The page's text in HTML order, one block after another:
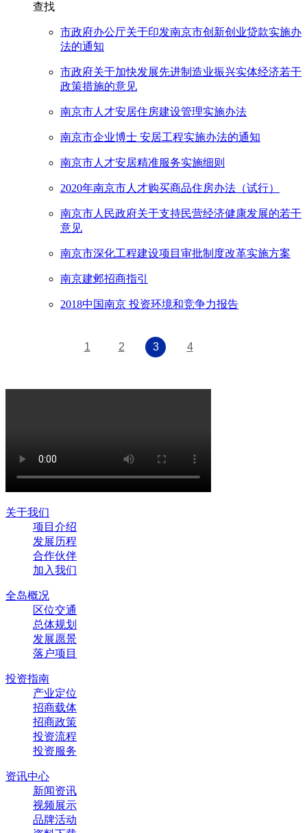
查找
市政府办公厅关于印发南京市创新创业贷款实施办
法的通知
市政府关于加快发展先进制造业振兴实体经济若干
政策措施的意见
南京市人才安居住房建设管理实施办法
南京市企业博士 安居工程实施办法的通知
南京市人才安居精准服务实施细则
2020年南京市人才购买商品住房办法（试行）
南京市人民政府关于支持民营经济健康发展的若干
意见
南京市深化工程建设项目审批制度改革实施方案
南京建邺招商指引
2018中国南京 投资环境和竞争力报告
1 2 3 4
关于我们
项目介绍
发展历程
合作伙伴
加入我们
全岛概况
区位交通
总体规划
发展愿景
落户项目
投资指南
产业定位
招商载体
招商政策
投资流程
投资服务
资讯中心
新闻资讯
视频展示
品牌活动